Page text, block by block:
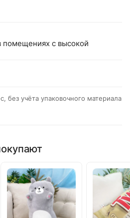
помещениях с высокой
без учёта упаковочного материала